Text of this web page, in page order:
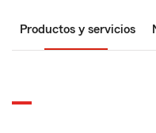
Productos y servicios